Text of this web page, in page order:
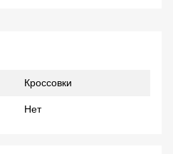
Кроссовки
Нет